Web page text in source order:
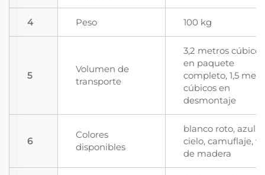
4 Peso 100 kg
5
Volumen de
transporte
3,2 metros cúbicos
en paquete
completo, 1,5
cúbicos en
desmontaje
6
Colores
disponibles
blanco roto, azul
cielo, camuflaje,
de madera